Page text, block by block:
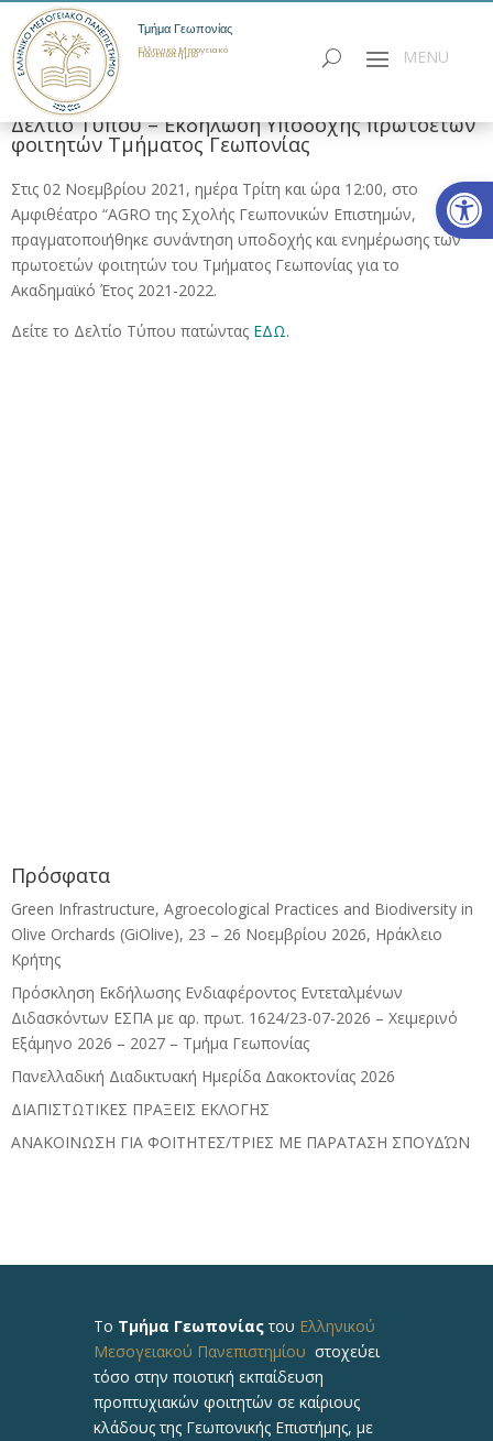
Τμήμα Γεωπονίας
Ελληνικό Μεσογειακό
Πανεπιστήμιο
Δελτίο Τύπου – Εκδήλωση Υποδοχής πρωτοετών
φοιτητών Τμήματος Γεωπονίας
Στις 02 Νοεμβρίου 2021, ημέρα Τρίτη και ώρα 12:00, στο
Αμφιθέατρο “AGRO της Σχολής Γεωπονικών Επιστημών,
πραγματοποιήθηκε συνάντηση υποδοχής και ενημέρωσης των
πρωτοετών φοιτητών του Τμήματος Γεωπονίας για το
Ακαδημαϊκό Έτος 2021-2022.
Δείτε το Δελτίο Τύπου πατώντας ΕΔΩ.
Πρόσφατα
Green Infrastructure, Agroecological Practices and Biodiversity in
Olive Orchards (GiOlive), 23 – 26 Νοεμβρίου 2026, Ηράκλειο
Κρήτης
Πρόσκληση Εκδήλωσης Ενδιαφέροντος Εντεταλμένων
Διδασκόντων ΕΣΠΑ με αρ. πρωτ. 1624/23-07-2026 – Χειμερινό
Εξάμηνο 2026 – 2027 – Τμήμα Γεωπονίας
Πανελλαδική Διαδικτυακή Ημερίδα Δακοκτονίας 2026
ΔΙΑΠΙΣΤΩΤΙΚΕΣ ΠΡΑΞΕΙΣ ΕΚΛΟΓΗΣ
ΑΝΑΚΟΙΝΩΣΗ ΓΙΑ ΦΟΙΤΗΤΕΣ/ΤΡΙΕΣ ΜΕ ΠΑΡΑΤΑΣΗ ΣΠΟΥΔΏΝ
Το Τμήμα Γεωπονίαςτου Ελληνικού
Μεσογειακού Πανεπιστημίου στοχεύει
τόσο στην ποιοτική εκπαίδευση
προπτυχιακών φοιτητών σε καίριους
κλάδους της Γεωπονικής Επιστήμης, με